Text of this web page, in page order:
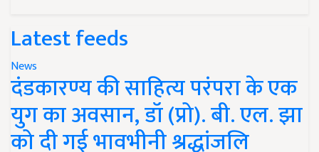
Latest feeds
News
दंडकारण्य की साहित्य परंपरा के एक
युग का अवसान, डॉ (प्रो). बी. एल. झा
को दी गई भावभीनी श्रद्धांजलि